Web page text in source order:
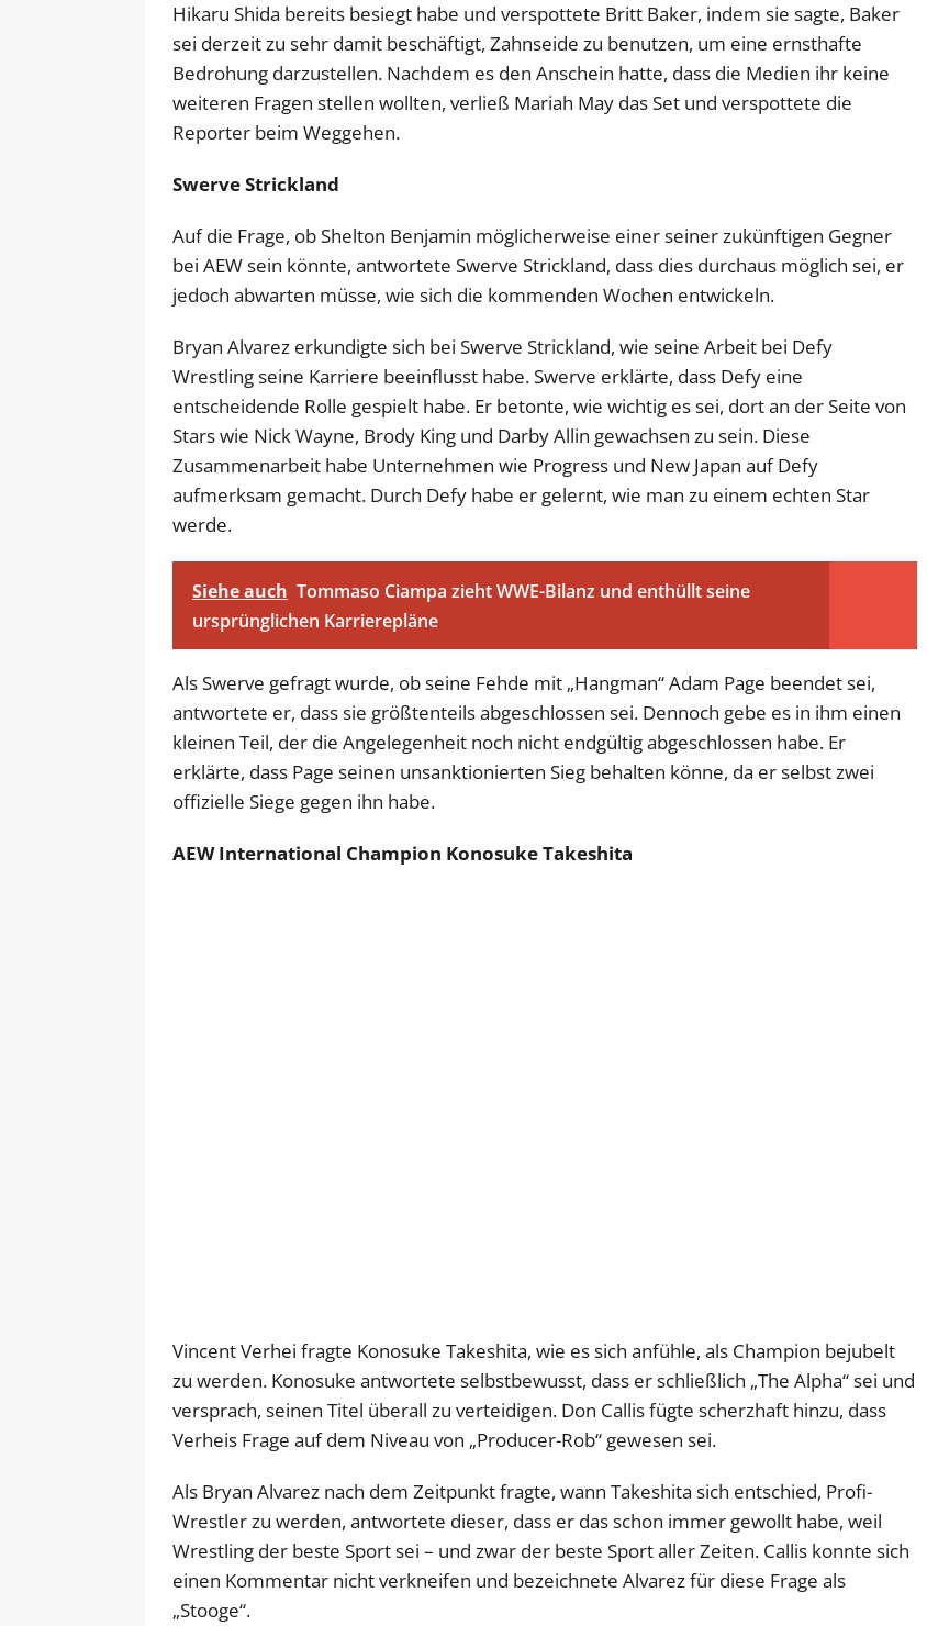
Hikaru Shida bereits besiegt habe und verspottete Britt Baker, indem sie sagte, Baker
sei derzeit zu sehr damit beschäftigt, Zahnseide zu benutzen, um eine ernsthafte
Bedrohung darzustellen. Nachdem es den Anschein hatte, dass die Medien ihr keine
weiteren Fragen stellen wollten, verließ Mariah May das Set und verspottete die
Reporter beim Weggehen.
Swerve Strickland
Auf die Frage, ob Shelton Benjamin möglicherweise einer seiner zukünftigen Gegner
bei AEW sein könnte, antwortete Swerve Strickland, dass dies durchaus möglich sei, er
jedoch abwarten müsse, wie sich die kommenden Wochen entwickeln.
Bryan Alvarez erkundigte sich bei Swerve Strickland, wie seine Arbeit bei Defy
Wrestling seine Karriere beeinflusst habe. Swerve erklärte, dass Defy eine
entscheidende Rolle gespielt habe. Er betonte, wie wichtig es sei, dort an der Seite von
Stars wie Nick Wayne, Brody King und Darby Allin gewachsen zu sein. Diese
Zusammenarbeit habe Unternehmen wie Progress und New Japan auf Defy
aufmerksam gemacht. Durch Defy habe er gelernt, wie man zu einem echten Star
werde.
Siehe auch Tommaso Ciampa zieht WWE-Bilanz und enthüllt seine
ursprünglichen Karrierepläne
Als Swerve gefragt wurde, ob seine Fehde mit „Hangman“ Adam Page beendet sei,
antwortete er, dass sie größtenteils abgeschlossen sei. Dennoch gebe es in ihm einen
kleinen Teil, der die Angelegenheit noch nicht endgültig abgeschlossen habe. Er
erklärte, dass Page seinen unsanktionierten Sieg behalten könne, da er selbst zwei
offizielle Siege gegen ihn habe.
AEW International Champion Konosuke Takeshita
Vincent Verhei fragte Konosuke Takeshita, wie es sich anfühle, als Champion bejubelt
zu werden. Konosuke antwortete selbstbewusst, dass er schließlich „The Alpha“ sei und
versprach, seinen Titel überall zu verteidigen. Don Callis fügte scherzhaft hinzu, dass
Verheis Frage auf dem Niveau von „Producer-Rob“ gewesen sei.
Als Bryan Alvarez nach dem Zeitpunkt fragte, wann Takeshita sich entschied, Profi-
Wrestler zu werden, antwortete dieser, dass er das schon immer gewollt habe, weil
Wrestling der beste Sport sei – und zwar der beste Sport aller Zeiten. Callis konnte sich
einen Kommentar nicht verkneifen und bezeichnete Alvarez für diese Frage als
„Stooge“.